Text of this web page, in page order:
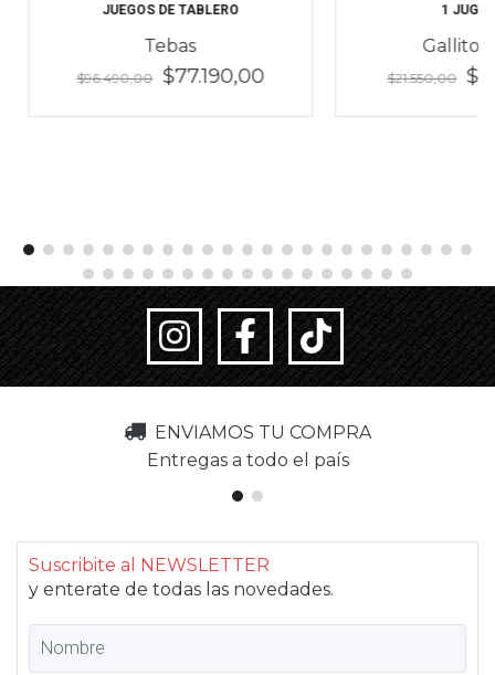
JUEGOS DE TABLERO
Tebas
$96.490,00 $77.190,00
1
Gallito
$21.550,00
ENVIAMOS TU COMPRA
Entregas a todo el país
Suscribite al NEWSLETTER
y enterate de todas las novedades.